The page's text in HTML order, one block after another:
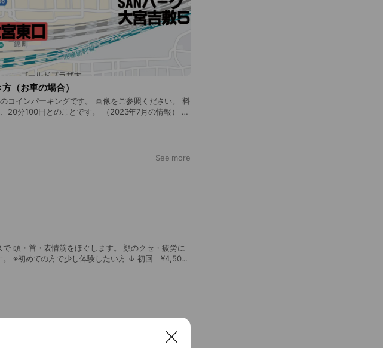
（お車の場合）
ンパーキングです。 画像をご参照ください。 料
20分100円とのことです。 （2023年7月の情報） お
See more
・表情筋をほぐします。 顔のクセ・疲労に